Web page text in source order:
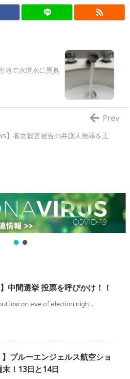
地で水道水に異臭
】養女殺害被告の弁護人無罪を主
Prev
】中間選挙 投票を呼びかけ！！
low on eve of election nigh ...
】ブルーエンジェルス航空ショ
末！13日と14日